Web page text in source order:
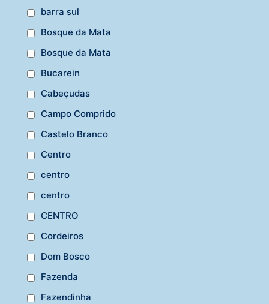
barra sul
Bosque da Mata
Bosque da Mata
Bucarein
Cabeçudas
Campo Comprido
Castelo Branco
Centro
centro
centro
CENTRO
Cordeiros
Dom Bosco
Fazenda
Fazendinha